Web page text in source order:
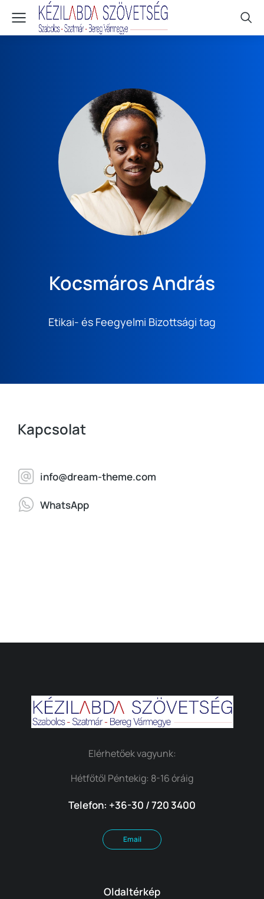
Kocsmáros András
Etikai- és Feegyelmi Bizottsági tag
Kapcsolat
info@dream-theme.com
WhatsApp
Elérhetőek vagyunk:
Hétfőtől Péntekig: 8-16 óráig
Telefon: +36-30 / 720 3400
Email
Oldaltérkép